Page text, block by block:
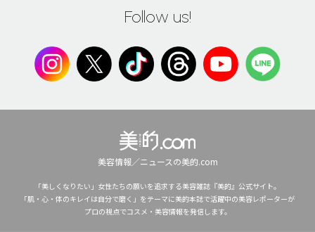
Follow us!
美容情報／ニュースの美的.com
「美しくなりたい」女性たちの願いを追求する美容雑誌『美的』公式サイト。
「肌・心・体のキレイは自分で磨く」をテーマに美的本誌で活躍中の美容レポーターが
プロの視点でコスメ・美容情報を発信します。